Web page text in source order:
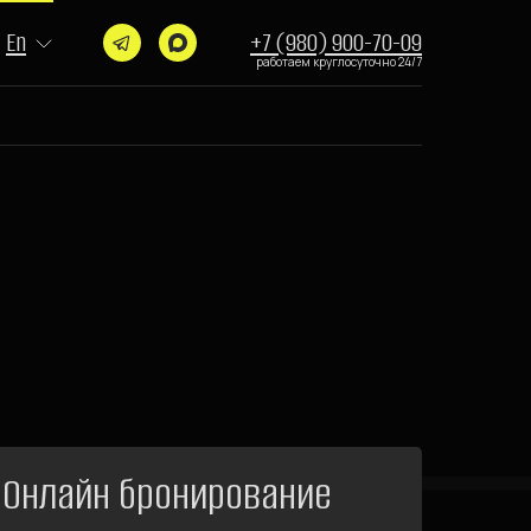
+7 (980) 900-70-09
работаем круглосуточно 24/7
En
Онлайн бронирование